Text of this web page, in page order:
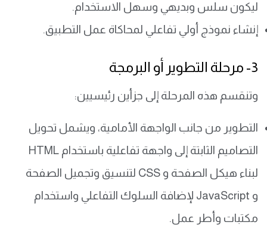
ليكون سلس وبديهي وسهل الاستخدام.
إنشاء نموذج أولي تفاعلي لمحاكاة عمل التطبيق.
3- مرحلة التطوير أو البرمجة
وتنقسم هذه المرحلة إلى جزأين رئيسيين:
التطوير من جانب الواجهة الأمامية، ويشمل تحويل
التصاميم الثابتة إلى واجهة تفاعلية باستخدام HTML
لبناء هيكل الصفحة و CSS لتنسيق وتجميل الصفحة
و JavaScript لإضافة السلوك التفاعلي واستخدام
مكتبات وأطر عمل.